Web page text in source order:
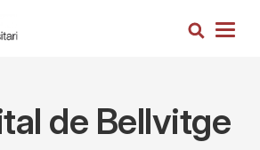
Cerca
de Bellvitge